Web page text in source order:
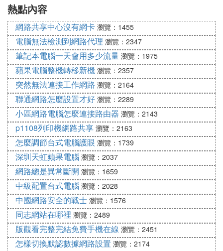
熱點內容
網路共享中心沒有網卡 瀏覽：1455
電腦無法檢測到網路代理 瀏覽：2347
筆記本電腦一天會用多少流量 瀏覽：1975
蘋果電腦整機轉移新機 瀏覽：2357
突然無法連接工作網路 瀏覽：2164
聯通網路怎麼設置才好 瀏覽：2289
小區網路電腦怎麼連接路由器 瀏覽：2143
p1108列印機網路共享 瀏覽：2163
怎麼調節台式電腦護眼 瀏覽：1739
深圳天虹蘋果電腦 瀏覽：2037
網路總是異常斷開 瀏覽：1659
中級配置台式電腦 瀏覽：2028
中國網路安全的戰士 瀏覽：1576
同志網站在哪裡 瀏覽：2489
版觀看完整完結免費手機在線 瀏覽：2451
怎樣切換默認數據網路設置 瀏覽：2174